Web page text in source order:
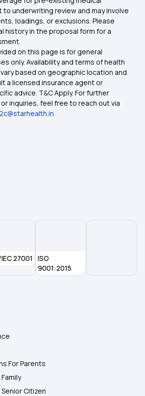
underwriting review and may involve
loadings, or exclusions. Please
history in the proposal form for a
on this page is for general
only. Availability and terms of health
based on geographic location and
a licensed insurance agent or
advice. T&C Apply. For further
inquiries, feel free to reach out via
27001
ISO
9001:2015
For Parents
Citizen